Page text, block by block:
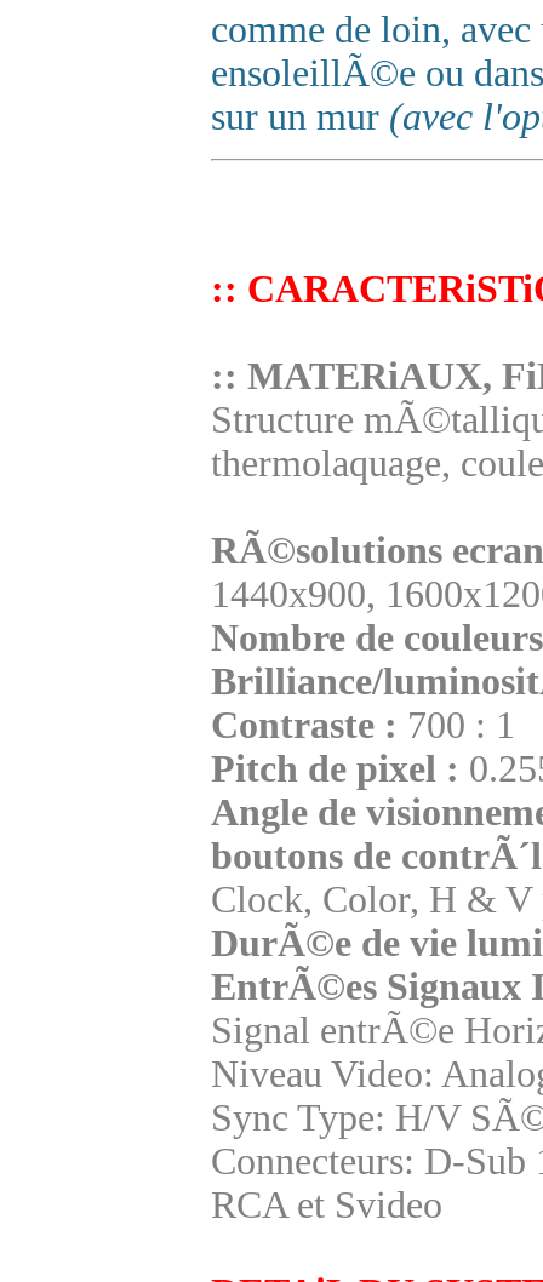
comme de loin,
ensoleillÃ©e ou
sur un mur (avec
::
:: MATERiAUX,
Structure
thermolaquage,
RÃ©solutions
1440x900,
Nombre de
Brilliance/
Contraste : 700 : 1
Pitch de pixel :
Angle de
boutons de
Clock, Color, H & V
DurÃ©e de vie
EntrÃ©es Signaux
Signal entrÃ©e
Niveau Video:
Sync Type: H/V
Connecteurs: D-
RCA et Svideo